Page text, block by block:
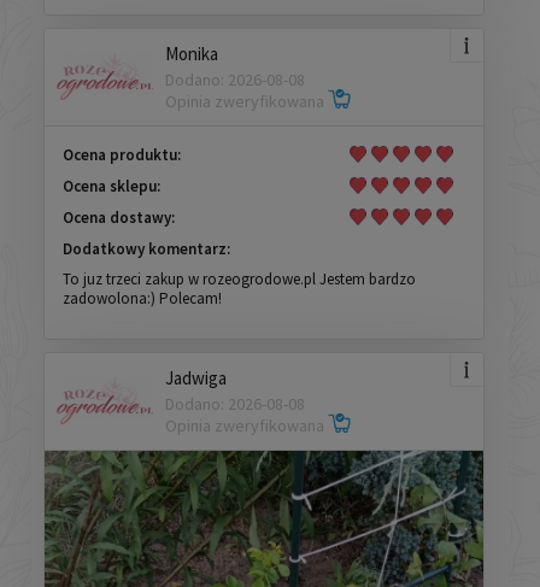
Monika
Dodano: 2026-08-08
Opinia zweryfikowana
Ocena produktu:
Ocena sklepu:
Ocena dostawy:
Dodatkowy komentarz:
To juz trzeci zakup w rozeogrodowe.pl Jestem bardzo
zadowolona:) Polecam!
Jadwiga
Dodano: 2026-08-08
Opinia zweryfikowana